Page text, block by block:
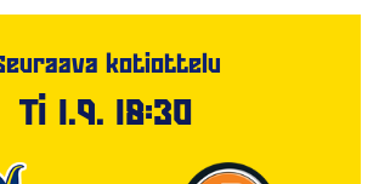
kotiottelu
Ti 1.9. 18:30